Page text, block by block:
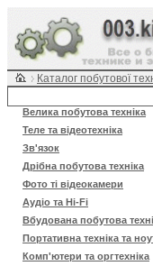
Каталог побутової
Велика побутова техніка
Теле та відеотехніка
Зв'язок
Дрібна побутова техніка
Фото ті відеокамери
Аудіо та Hi-Fi
Вбудована побутова
Портативна техніка та
Комп'ютери та оргтехніка